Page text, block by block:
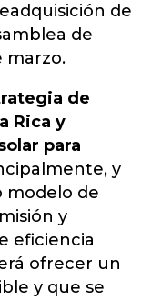
de
de
marzo.
de
Rica y
para
y
modelo de
y
eficiencia
ofrecer un
y que se